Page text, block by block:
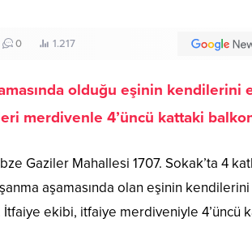
0 1.217
olduğu eşinin
merdivenle 4’üncü kattaki
Gaziler Mahallesi 1707. Sokak’ta 4
aşamasında olan eşinin
ekibi, itfaiye merdiveniyle 4’üncü